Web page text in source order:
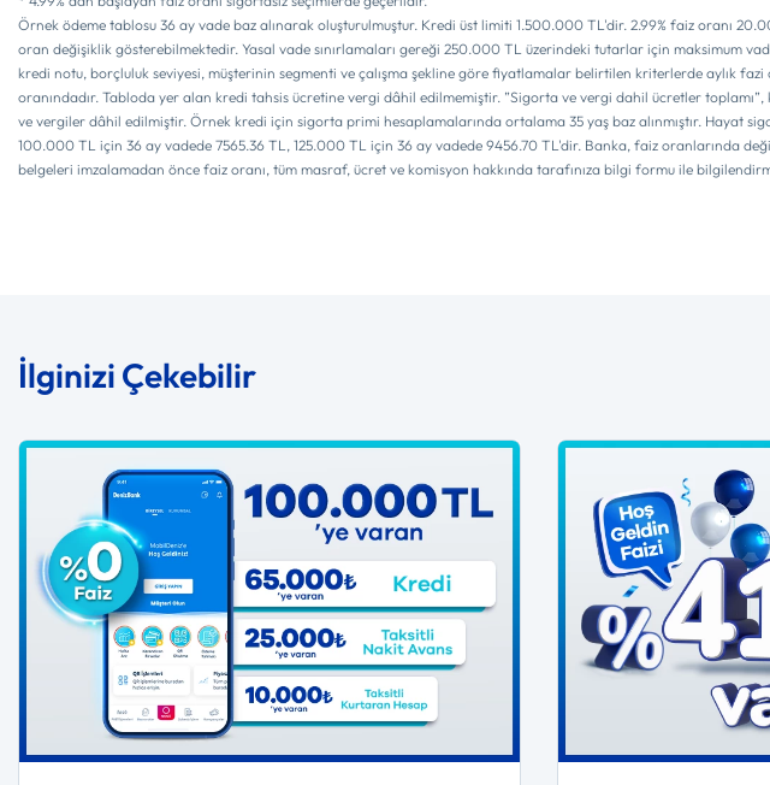
Örnek ödeme tablosu 36 ay vade baz alınarak oluşturulmuştur. Kredi üst limiti 1.500.000 TL'dir. 2.99% faiz oranı
oran değişiklik gösterebilmektedir. Yasal vade sınırlamaları gereği 250.000 TL üzerindeki tutarlar için maksimum
kredi notu, borçluluk seviyesi, müşterinin segmenti ve çalışma şekline göre fiyatlamalar belirtilen kriterlerde aylık
oranındadır. Tabloda yer alan kredi tahsis ücretine vergi dâhil edilmemiştir. ”Sigorta ve vergi dahil ücretler
ve vergiler dâhil edilmiştir. Örnek kredi için sigorta primi hesaplamalarında ortalama 35 yaş baz alınmıştır. Hayat
100.000 TL için 36 ay vadede 7565.36 TL, 125.000 TL için 36 ay vadede 9456.70 TL'dir. Banka, faiz oranlarında
belgeleri imzalamadan önce faiz oranı, tüm masraf, ücret ve komisyon hakkında tarafınıza bilgi formu ile
İlginizi Çekebilir